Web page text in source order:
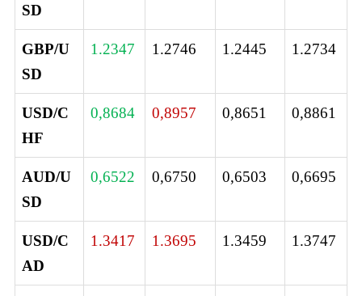
SD
GBP/U
SD
1.2347 1.2746 1.2445 1.2734
USD/C
HF
0,8684 0,8957 0,8651 0,8861
AUD/U
SD
0,6522 0,6750 0,6503 0,6695
USD/C
AD
1.3417 1.3695 1.3459 1.3747